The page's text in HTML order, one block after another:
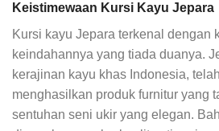
Keistimewaan Kursi Kayu Jepara
Kursi kayu Jepara terkenal dengan
keindahannya yang tiada duanya.
kerajinan kayu khas Indonesia,
menghasilkan produk furnitur yang
sentuhan seni ukir yang elegan.